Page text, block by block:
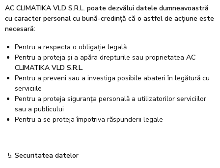
AC CLIMATIKA VLD S.R.L. poate dezvălui datele dumneavoastră
cu caracter personal cu bună-credință că o astfel de acțiune este
necesară:
Pentru a respecta o obligație legală
Pentru a proteja și a apăra drepturile sau proprietatea AC
CLIMATIKA VLD S.R.L.
Pentru a preveni sau a investiga posibile abateri în legătură cu
serviciile
Pentru a proteja siguranța personală a utilizatorilor serviciilor
sau a publicului
Pentru a se proteja împotriva răspunderii legale
Securitatea datelor